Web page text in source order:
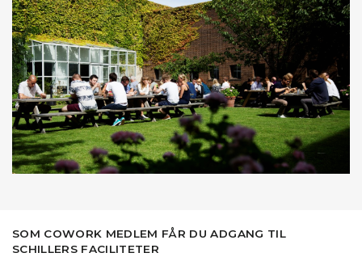
SOM COWORK MEDLEM FÅR DU ADGANG TIL
SCHILLERS FACILITETER